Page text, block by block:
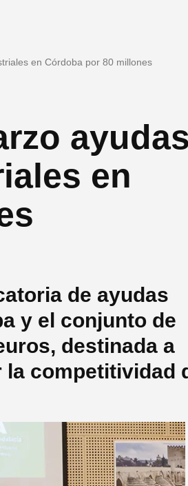
en Córdoba por 80 millones
ayudas
en
de ayudas
y el conjunto de
destinada a
competitividad